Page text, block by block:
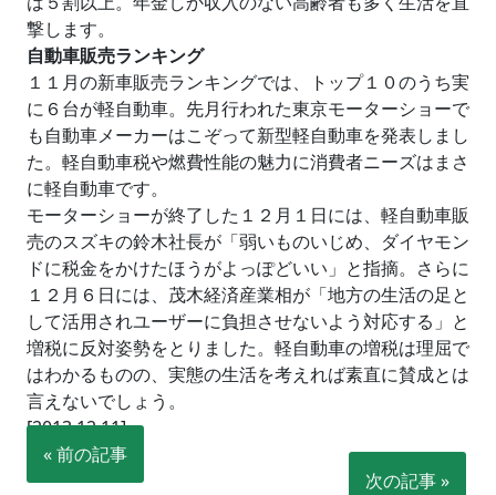
撃します。
自動車販売ランキング
１１月の新車販売ランキングでは、トップ１０のうち実
に６台が軽自動車。先月行われた東京モーターショーで
も自動車メーカーはこぞって新型軽自動車を発表しまし
た。軽自動車税や燃費性能の魅力に消費者ニーズはまさ
に軽自動車です。
モーターショーが終了した１２月１日には、軽自動車販
売のスズキの鈴木社長が「弱いものいじめ、ダイヤモン
ドに税金をかけたほうがよっぽどいい」と指摘。さらに
１２月６日には、茂木経済産業相が「地方の生活の足と
して活用されユーザーに負担させないよう対応する」と
増税に反対姿勢をとりました。軽自動車の増税は理屈で
はわかるものの、実態の生活を考えれば素直に賛成とは
言えないでしょう。
[2013.12.11]
« 前の記事
次の記事 »